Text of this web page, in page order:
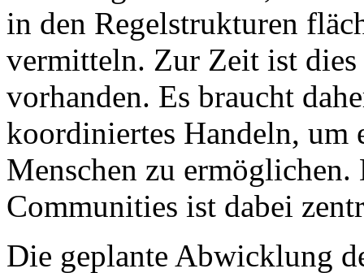
in den Regelstrukturen
vermitteln. Zur Zeit ist
vorhanden. Es braucht
koordiniertes Handeln,
Menschen zu
Communities ist dabei
Die geplante Abwicklung